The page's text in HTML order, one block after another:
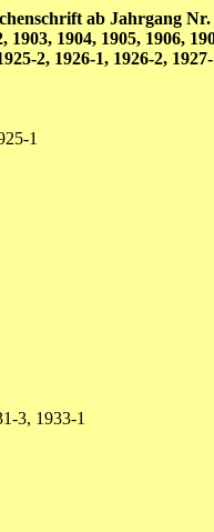
ab Jahrgang Nr.
1903, 1904, 1905, 1906,
2, 1926-1, 1926-2,
1
3, 1933-1